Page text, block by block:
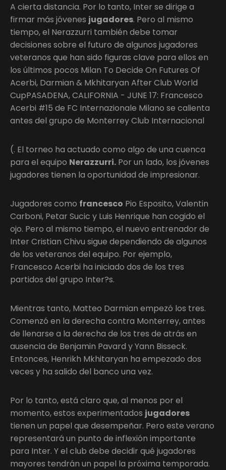
A cierta distancia. Por lo tanto, Inter se dirige a
firmar más jóvenes jugadores. Pero al mismo
tiempo, el Nerazzurri también debe tomar
decisiones sobre el futuro de algunos jugadores
veteranos que han sido figuras clave para ellos en
los últimos pocos Milan To Decide On Futures Of
Acerbi, Darmian & Mkhitaryan After Club World
CupPASADENA, CALIFORNIA - JUNE 17: Francesco
Acerbi #15 de FC Internazionale Milano se calienta
antes del grupo de Monterrey Club Internacional
(. El torneo ha actuado como algo de una cuenca
para el equipo Nerazzurri. Por un lado, los jóvenes
jugadores tienen la oportunidad de impresionar.
Jugadores como francesco Pio Esposito, Valentin
Carboni, Petar Sucic y Luis Henrique han cogido el
ojo. Pero al mismo tiempo, el nuevo entrenador de
Inter Cristian Chivu sigue dependiendo de algunos
de los veteranos del equipo. Por ejemplo,
Francesco Acerbi ha iniciado dos de los tres
partidos del grupo Inter?s.
Mientras tanto, Matteo Darmian empezó los tres.
Comenzó en la derecha contra Monterrey, antes
de llenarse a la derecha de los tres de atrás en
ausencia de Benjamin Pavard y Yann Bisseck.
Entonces, Henrikh Mkhitaryan ha empezado dos
veces y ha salido del banco una vez.
Por lo tanto, está claro que, al menos por el
momento, estos experimentados jugadores
tienen un papel que desempeñar. Pero este verano
representará un punto de inflexión importante
para Inter. Y el club debe decidir qué jugadores
mayores tendrán un papel la próxima temporada.